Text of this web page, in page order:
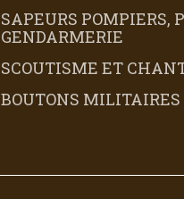
SAPEURS POMPIERS,
GENDARMERIE
SCOUTISME ET
BOUTONS MILITAIRES